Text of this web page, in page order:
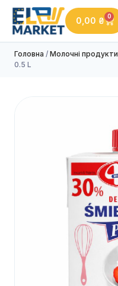
0,00 ₴ 0
Головна / Молочні продукти
0.5 L